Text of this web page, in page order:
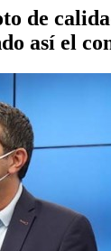
de
así­ el